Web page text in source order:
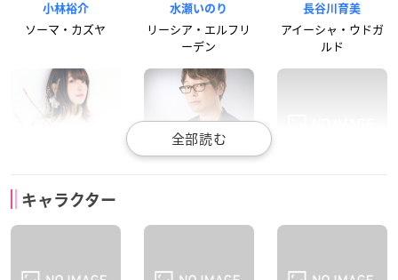
小林裕介
ソーマ・カズヤ
水瀬いのり
リーシア・エルフリ
ーデン
長谷川育美
アイーシャ・ウドガ
ルド
上田麗奈
キャラクター